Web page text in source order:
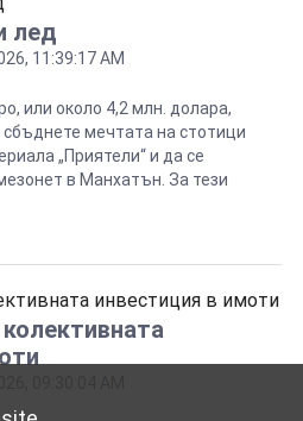
лед
11:39:17 AM
или около 4,2 млн. долара,
мечтата на стотици
„Приятели“ и да се
в Манхатън. За тези
завършен преди месец,